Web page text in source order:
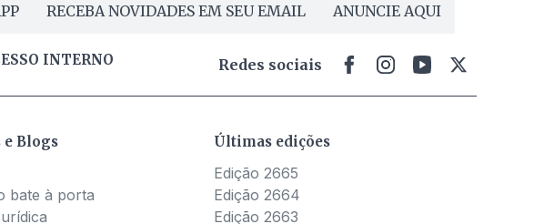
RECEBA NOVIDADES EM SEU EMAIL ANUNCIE AQUI
INTERNO Redes sociais
e Blogs
bate à porta
Últimas edições
Edição 2665
Edição 2664
Edição 2663